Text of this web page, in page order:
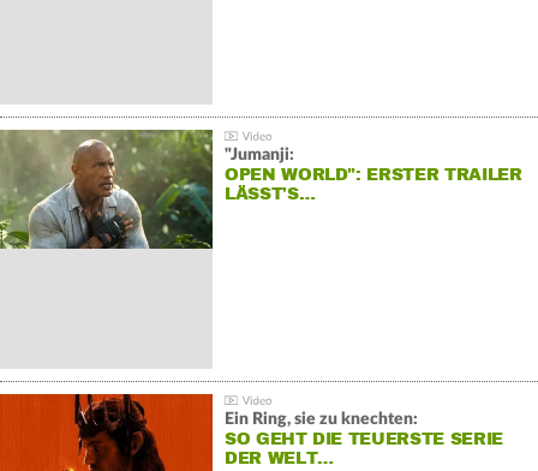
"Jumanji:
OPEN WORLD": ERSTER TRAILER
LÄSST'S…
Ein Ring, sie zu knechten:
SO GEHT DIE TEUERSTE SERIE
DER WELT…